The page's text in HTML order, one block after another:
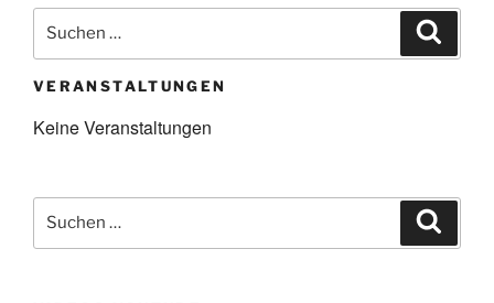
nach:
VERANSTALTUNGEN
Keine Veranstaltungen
nach: